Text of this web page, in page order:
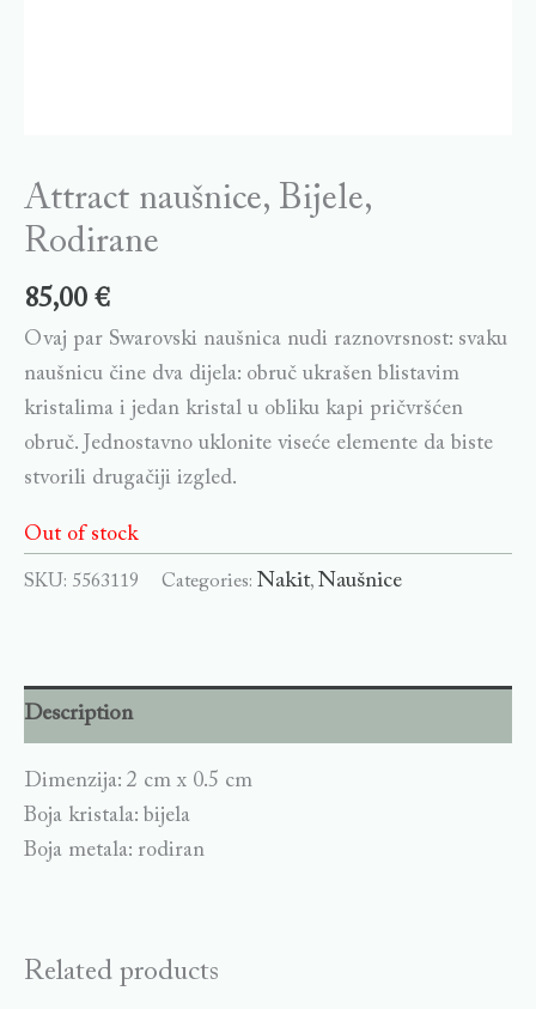
Attract naušnice, Bijele,
Rodirane
85,00 €
Ovaj par Swarovski naušnica nudi raznovrsnost: svaku
naušnicu čine dva dijela: obruč ukrašen blistavim
kristalima i jedan kristal u obliku kapi pričvršćen
obruč. Jednostavno uklonite viseće elemente da biste
stvorili drugačiji izgled.
Out of stock
SKU: 5563119 Categories: Nakit, Naušnice
Description
Dimenzija: 2 cm x 0.5 cm
Boja kristala: bijela
Boja metala: rodiran
Related products